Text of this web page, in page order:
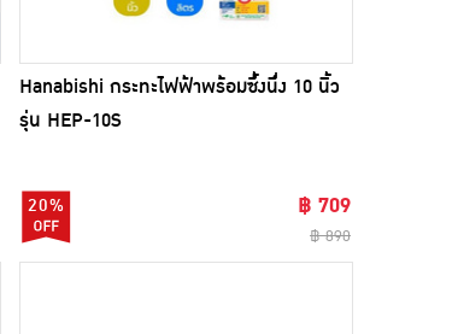
Hanabishi กระทะไฟฟ้าพร้อมซึ้งนึ่ง 10 นิ้ว
รุ่น HEP-10S
20% ฿ 709
฿ 890